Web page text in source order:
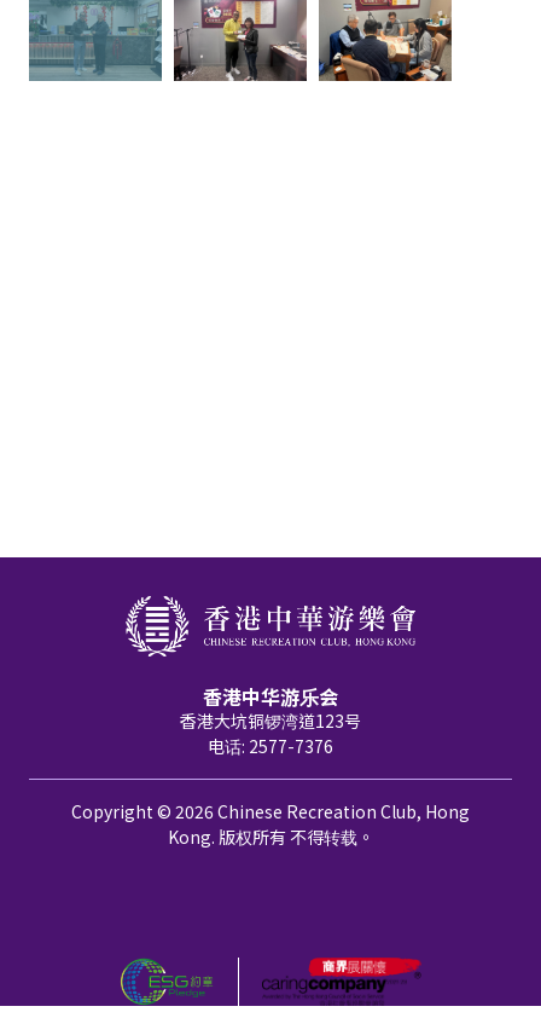
香港中华游乐会
香港大坑铜锣湾道123号
电话: 2577-7376
Copyright © 2026 Chinese Recreation Club, Hong
Kong. 版权所有 不得转载。